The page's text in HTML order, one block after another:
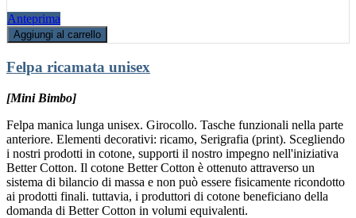
Anteprima
Aggiungi al carrello
Felpa ricamata unisex
[Mini Bimbo]
Felpa manica lunga unisex. Girocollo. Tasche funzionali nella parte
anteriore. Elementi decorativi: ricamo, Serigrafia (print). Scegliendo
i nostri prodotti in cotone, supporti il nostro impegno nell'iniziativa
Better Cotton. Il cotone Better Cotton è ottenuto attraverso un
sistema di bilancio di massa e non può essere fisicamente ricondotto
ai prodotti finali. tuttavia, i produttori di cotone beneficiano della
domanda di Better Cotton in volumi equivalenti.